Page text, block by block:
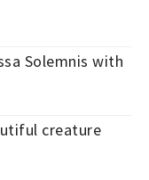
Solemnis with
creature